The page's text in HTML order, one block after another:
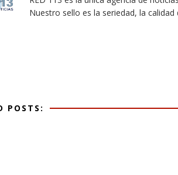
Nuestro sello es la seriedad, la
POSTS: